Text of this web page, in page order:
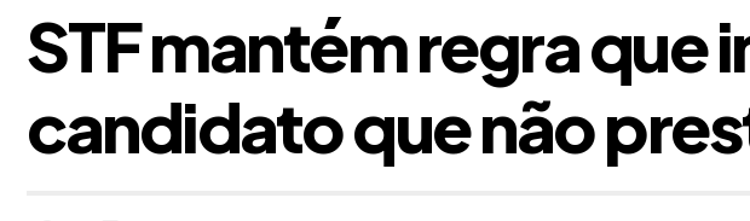
STF mantém regra
candidato que não